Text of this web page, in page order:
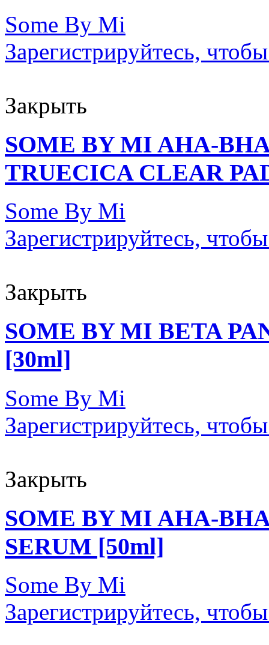
Some By Mi
Зарегистрируйтесь,
Закрыть
SOME BY MI AHA-
TRUECICA CLEAR
Some By Mi
Зарегистрируйтесь,
Закрыть
SOME BY MI BETA
[30ml]
Some By Mi
Зарегистрируйтесь,
Закрыть
SOME BY MI AHA-
SERUM [50ml]
Some By Mi
Зарегистрируйтесь,